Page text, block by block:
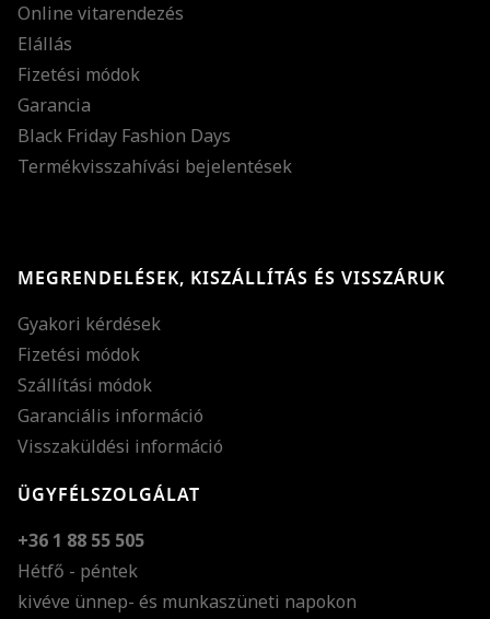
Online vitarendezés
Elállás
Fizetési módok
Garancia
Black Friday Fashion Days
Termékvisszahívási bejelentések
MEGRENDELÉSEK, KISZÁLLÍTÁS ÉS VISSZÁRUK
Gyakori kérdések
Fizetési módok
Szállítási módok
Garanciális információ
Visszaküldési információ
ÜGYFÉLSZOLGÁLAT
+36 1 88 55 505
Hétfő - péntek
kivéve ünnep- és munkaszüneti napokon